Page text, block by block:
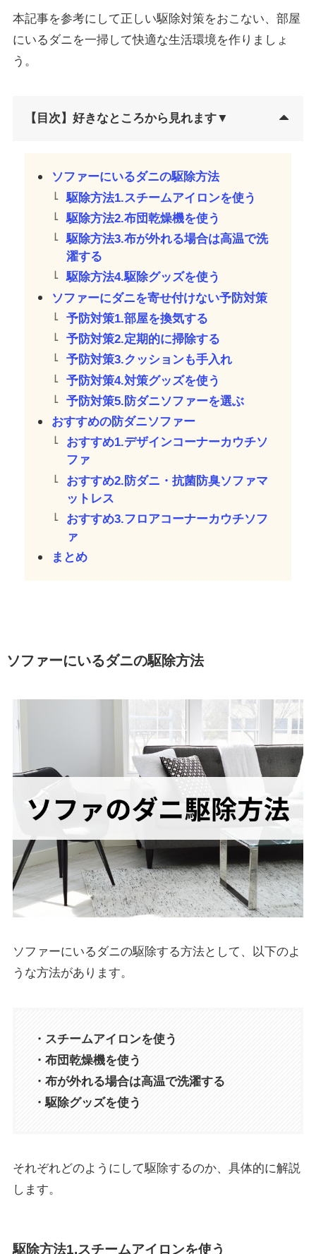
本記事を参考にして正しい駆除対策をおこない、部屋
にいるダニを一掃して快適な生活環境を作りましょ
う。
【目次】好きなところから見れます▼
ソファーにいるダニの駆除方法
駆除方法1.スチームアイロンを使う
駆除方法2.布団乾燥機を使う
駆除方法3.布が外れる場合は高温で洗
濯する
駆除方法4.駆除グッズを使う
ソファーにダニを寄せ付けない予防対策
予防対策1.部屋を換気する
予防対策2.定期的に掃除する
予防対策3.クッションも手入れ
予防対策4.対策グッズを使う
予防対策5.防ダニソファーを選ぶ
おすすめの防ダニソファー
おすすめ1.デザインコーナーカウチソ
ファ
おすすめ2.防ダニ・抗菌防臭ソファマ
ットレス
おすすめ3.フロアコーナーカウチソフ
ァ
まとめ
ソファーにいるダニの駆除方法
ソファーにいるダニの駆除する方法として、以下のよ
うな方法があります。
・スチームアイロンを使う
・布団乾燥機を使う
・布が外れる場合は高温で洗濯する
・駆除グッズを使う
それぞれどのようにして駆除するのか、具体的に解説
します。
駆除方法1.スチームアイロンを使う